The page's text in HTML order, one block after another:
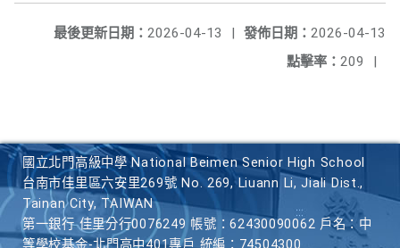
發佈日期： 2026-04-13
最後更新日期： 2026-04-13
|
點擊率： 209 |
國立北門高級中學 National Beimen Senior High School
台南市佳里區六安里269號 No. 269, Liuann Li, Jiali Dist.,
Tainan City, TAIWAN
第一銀行 佳里分行0076249 帳號：62430090062 戶名：中
等學校基金-北門高中401專戶 統編：74504300